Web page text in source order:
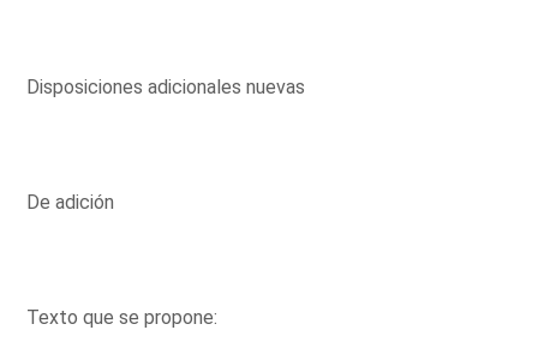
Disposiciones adicionales nuevas
De adición
Texto que se propone: